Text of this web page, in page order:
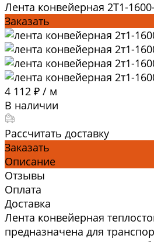
Лента конвейерная 2Т1-
Заказать
4 112 ₽ / м
В наличии
Рассчитать доставку
Заказать
Описание
Отзывы
Оплата
Доставка
Лента конвейерная
предназначена для